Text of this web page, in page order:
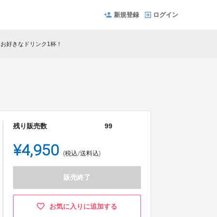
新規登録 ログイン
好きなドリンク1杯！
残り販売数 99
¥4,950 (税込/送料込)
販売終了
お気に入りに追加する